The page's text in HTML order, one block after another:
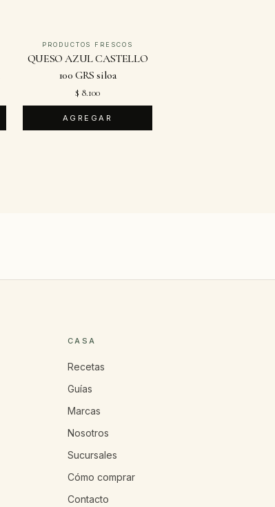
PRODUCTOS FRESCOS
QUESO AZUL CASTELLO
100 GRS siloa
$ 8.100
AGREGAR
CASA
Recetas
Guías
Marcas
Nosotros
Sucursales
Cómo comprar
Contacto